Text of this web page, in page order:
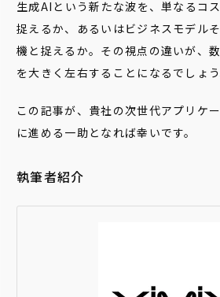
生成AIという新たな波を、単なるコ
捉えるか、あるいはビジネスモデル
機と捉えるか。その視点の違いが、
を大きく左右することになるでしょう
この記事が、貴社の次世代アプリケ
に進める一助となれば幸いです。
執筆者紹介